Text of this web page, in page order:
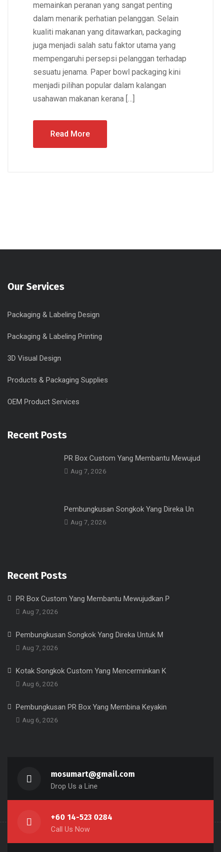
memainkan peranan yang sangat penting
dalam menarik perhatian pelanggan. Selain
kualiti makanan yang ditawarkan, packaging
juga menjadi salah satu faktor utama yang
mempengaruhi persepsi pelanggan terhadap
sesuatu jenama. Paper bowl packaging kini
menjadi pilihan popular dalam kalangan
usahawan makanan kerana […]
Read More
Our Services
Packaging & Labeling Design
Packaging & Labeling Printing
3D Visual Design
Products & Packaging Supplies
OEM Product Services
Recent Posts
PR Box Custom Yang Membantu Mewujud
Aug 7, 2026
Pembungkusan Songkok Yang Direka Un
Aug 7, 2026
Recent Posts
PR Box Custom Yang Membantu Mewujudkan P
Aug 7, 2026
Pembungkusan Songkok Yang Direka Untuk M
Aug 7, 2026
Kotak Songkok Custom Yang Mencerminkan K
Aug 6, 2026
Pembungkusan PR Box Yang Membina Keyakin
Aug 6, 2026
mosumart@gmail.com
Drop Us a Line
+60 14-523 0284
Call Us Now